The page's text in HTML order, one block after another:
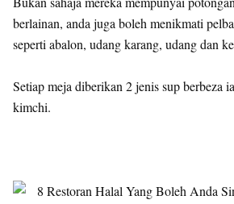
berlainan, anda juga boleh menikmati
seperti abalon, udang karang, udang dan
Setiap meja diberikan 2 jenis sup berbeza
kimchi.